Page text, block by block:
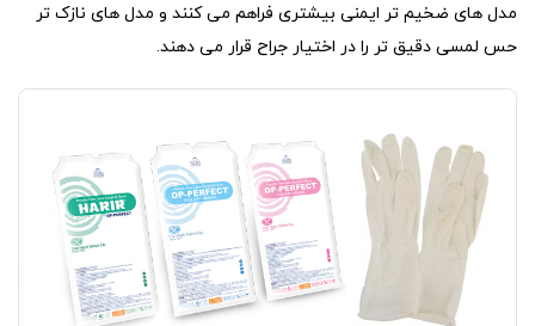
مدل های ضخیم تر ایمنی بیشتری فراهم می کنند و مدل های نازک تر
حس لمسی دقیق تر را در اختیار جراح قرار می دهند.